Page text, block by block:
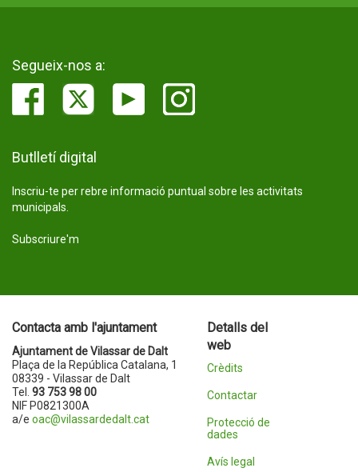
Segueix-nos a:
Butlletí digital
Inscriu-te per rebre informació puntual sobre les activitats
municipals.
Subscriure'm
Contacta amb l'ajuntament
Ajuntament de Vilassar de Dalt
Plaça de la República Catalana, 1
08339 - Vilassar de Dalt
Tel. 93 753 98 00
NIF P0821300A
a/e oac@vilassardedalt.cat
Detalls del
web
Crèdits
Contactar
Protecció de
dades
Avís legal